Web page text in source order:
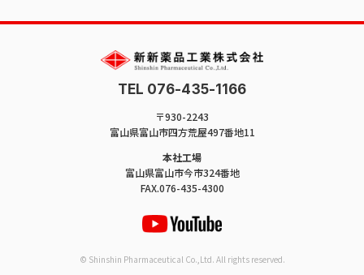
TEL 076-435-1166
〒930-2243
富山県富山市四方荒屋497番地11
本社工場
富山県富山市今市324番地
FAX.076-435-4300
© Shinshin Pharmaceutical Co.,Ltd. All rights reserved.